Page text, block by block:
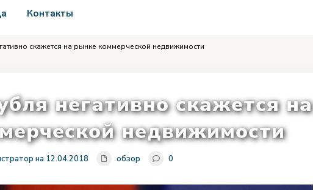
Контакты
скажется на рынке коммерческой недвижимости
негативно скажется на
недвижимости
на 12.04.2018 обзор 0